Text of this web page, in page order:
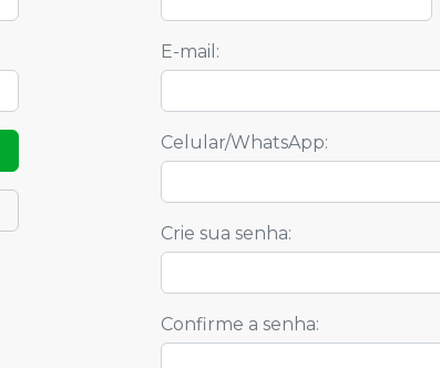
E-mail :
Celular/WhatsApp:
Crie sua senha:
Confirme a senha: